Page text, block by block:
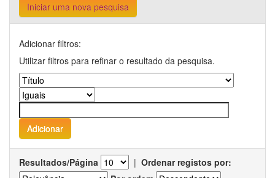
Iniciar uma nova pesquisa
Adicionar filtros:
Utilizar filtros para refinar o resultado da pesquisa.
Resultados/Página | Ordenar registos por: